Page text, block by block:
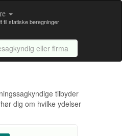
til statiske beregninger
tilbyder
dig om hvilke ydelser